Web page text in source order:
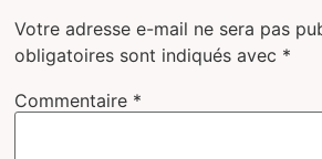
Votre adresse e-mail ne sera pas
obligatoires sont indiqués avec *
Commentaire *